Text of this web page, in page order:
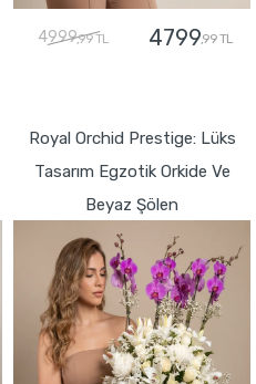
4999,99 TL 4799,99 TL
Royal Orchid Prestige: Lüks
Tasarım Egzotik Orkide Ve
Beyaz Şölen